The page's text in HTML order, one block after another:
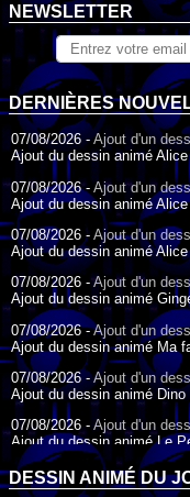
NEWSLETTER
DERNIÈRES
07/08/2026 -Ajout d'un
Ajout du dessin animé
07/08/2026 - Ajout d'un
Ajout du dessin animé
07/08/2026 - Ajout d'un
Ajout du dessin animé
07/08/2026 -Ajout d'un
Ajout du dessin animé
07/08/2026 -Ajout d'un
Ajout du dessin animé Ma
07/08/2026 -Ajout d'un
Ajout du dessin animé Dino
07/08/2026 - Ajout d'un
Ajout du dessin animé Le
07/08/2026 - Ajout d'un
Ajout du dessin animé
DESSIN ANIMÉ DU